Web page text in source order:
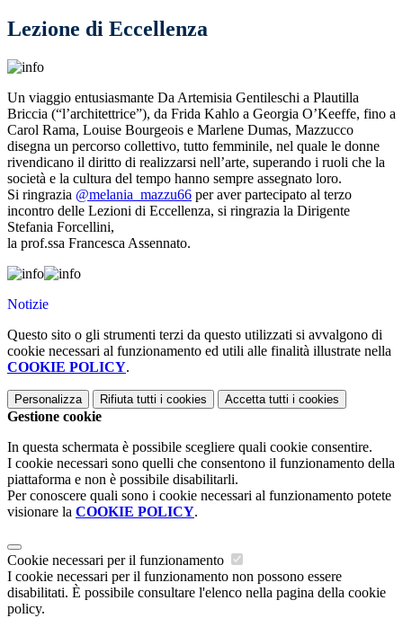
Lezione di Eccellenza
Un viaggio entusiasmante Da Artemisia Gentileschi a Plautilla
Briccia (“l’architettrice”), da Frida Kahlo a Georgia O’Keeffe, fino a
Carol Rama, Louise Bourgeois e Marlene Dumas, Mazzucco
disegna un percorso collettivo, tutto femminile, nel quale le donne
rivendicano il diritto di realizzarsi nell’arte, superando i ruoli che la
società e la cultura del tempo hanno sempre assegnato loro.
Si ringrazia @melania_mazzu66 per aver partecipato al terzo
incontro delle Lezioni di Eccellenza, si ringrazia la Dirigente
Stefania Forcellini,
la prof.ssa Francesca Assennato.
Notizie
Questo sito o gli strumenti terzi da questo utilizzati si avvalgono di
cookie necessari al funzionamento ed utili alle finalità illustrate nella
COOKIE POLICY.
Personalizza Rifiuta tutti i cookies Accetta tutti i cookies
Gestione cookie
In questa schermata è possibile scegliere quali cookie consentire.
I cookie necessari sono quelli che consentono il funzionamento della
piattaforma e non è possibile disabilitarli.
Per conoscere quali sono i cookie necessari al funzionamento potete
visionare la COOKIE POLICY.
Cookie necessari per il funzionamento
I cookie necessari per il funzionamento non possono essere
disabilitati. È possibile consultare l'elenco nella pagina della cookie
policy.